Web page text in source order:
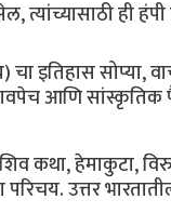
चा इतिहास
आणि
कथा, हेमाकुटा,
उत्तर